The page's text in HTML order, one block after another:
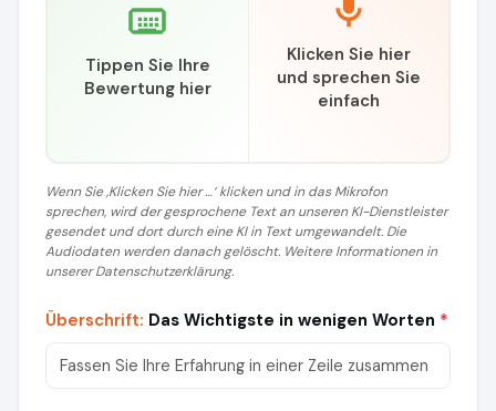
Tippen Sie Ihre
Bewertung hier
Klicken Sie hier
und sprechen Sie
einfach
Wenn Sie ‚Klicken Sie hier …‘ klicken und in das Mikrofon
sprechen, wird der gesprochene Text an unseren KI-Dienstleister
gesendet und dort durch eine KI in Text umgewandelt. Die
Audiodaten werden danach gelöscht. Weitere Informationen in
unserer Datenschutzerklärung.
Überschrift: Das Wichtigste in wenigen Worten *